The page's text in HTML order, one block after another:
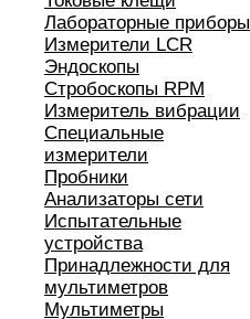
Лабораторные приборы
Измерители LCR
Эндоскопы
Стробоскопы RPM
Измеритель вибрации
Специальные
измерители
Пробники
Анализаторы сети
Испытательные
устройства
Принадлежности для
мультиметров
Мультиметры